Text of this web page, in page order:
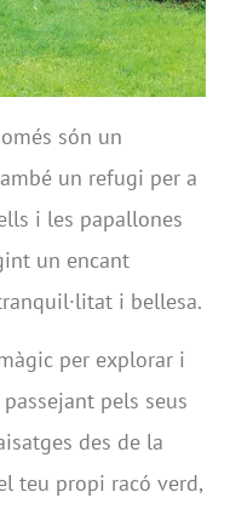
són un
un refugi per a
i les papallones
un encant
i bellesa.
per explorar i
pels seus
des de la
teu propi racó verd,